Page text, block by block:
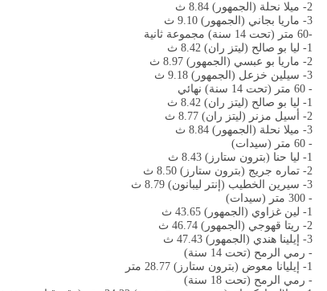
2- ميلا نحلة (الجمهور) 8.84 ث
3- ماريا بجاني (الجمهور) 9.10 ث
-60 متر (تحت 14 سنة) مجموعة ثانية
1- ليا بو صالح (ليتز ران) 8.42 ث
2- ماريا بو عبسي (الجمهور) 8.97 ث
3- سيلين خزعل (الجمهور) 9.18 ث
- 60 متر (تحت 14 سنة) نهائي
1- ليا بو صالح (ليتز ران) 8.42 ث
2- أسيل مزنر (ليتز ران) 8.77 ث
3- ميلا نحلة (الجمهور) 8.84 ث
- 60 متر (سيدات)
1- ليا حنا (بترون ستارز) 8.43 ث
2- تماره جريج (بترون ستارز) 8.50 ث
3- سيرين الخطيب (إنتر ليبانون) 8.79 ث
- 300 متر (سيدات)
1- لين غزاوي (الجمهور) 43.65 ث
2- ريتا قهوجي (الجمهور) 46.74 ث
3- إيلينا هندي (الجمهور) 47.43 ث
- رمي الرمح (تحت 14 سنة)
1- إيليانا معوض (بترون ستارز) 28.77 متر
- رمي الرمح (تحت 18 سنة)